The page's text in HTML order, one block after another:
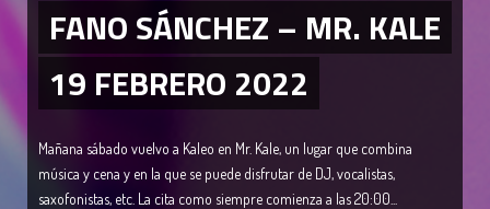
FANO SÁNCHEZ – MR. KALE
19 FEBRERO 2022
Mañana sábado vuelvo a Kaleo en Mr. Kale, un lugar que combina
música y cena y en la que se puede disfrutar de DJ, vocalistas,
saxofonistas, etc. La cita como siempre comienza a las 20:00...